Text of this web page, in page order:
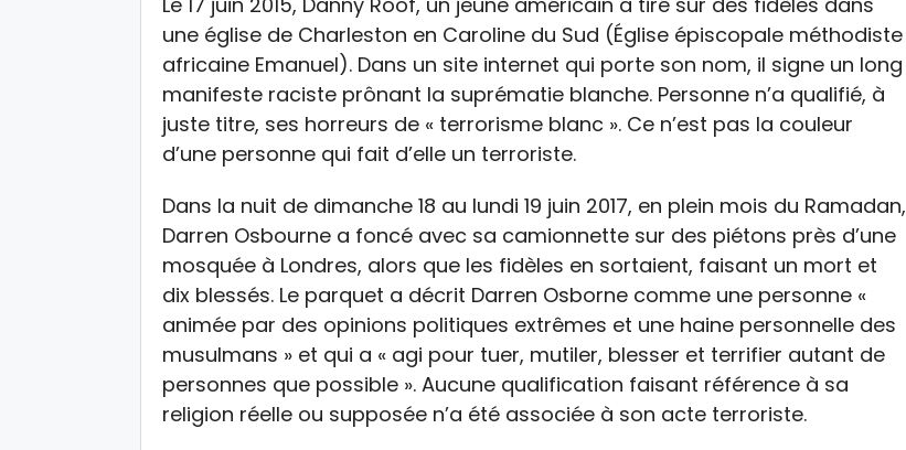
une église de Charleston en Caroline du Sud (Église épiscopale méthodiste
africaine Emanuel). Dans un site internet qui porte son nom, il signe un long
manifeste raciste prônant la suprématie blanche. Personne n’a qualifié, à
juste titre, ses horreurs de « terrorisme blanc ». Ce n’est pas la couleur
d’une personne qui fait d’elle un terroriste.
Dans la nuit de dimanche 18 au lundi 19 juin 2017, en plein mois du Ramadan,
Darren Osbourne a foncé avec sa camionnette sur des piétons près d’une
mosquée à Londres, alors que les fidèles en sortaient, faisant un mort et
dix blessés. Le parquet a décrit Darren Osborne comme une personne «
animée par des opinions politiques extrêmes et une haine personnelle des
musulmans » et qui a « agi pour tuer, mutiler, blesser et terrifier autant de
personnes que possible ». Aucune qualification faisant référence à sa
religion réelle ou supposée n’a été associée à son acte terroriste.